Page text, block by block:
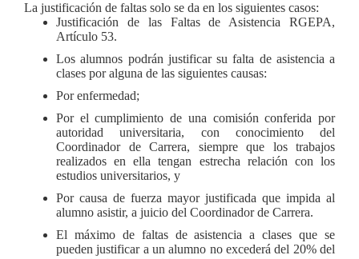
La justificación de faltas solo se da en los siguientes casos:
Justificación de las Faltas de Asistencia RGEPA,
Artículo 53.
Los alumnos podrán justificar su falta de asistencia a
clases por alguna de las siguientes causas:
Por enfermedad;
Por el cumplimiento de una comisión conferida por
autoridad universitaria, con conocimiento del
Coordinador de Carrera, siempre que los trabajos
realizados en ella tengan estrecha relación con los
estudios universitarios, y
Por causa de fuerza mayor justificada que impida al
alumno asistir, a juicio del Coordinador de Carrera.
El máximo de faltas de asistencia a clases que se
pueden justificar a un alumno no excederá del 20% del